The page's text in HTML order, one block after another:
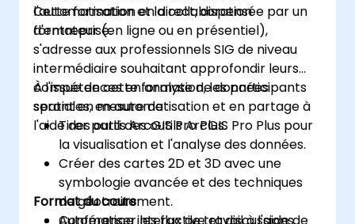
l'automatisation et la collaboration
d'entreprise.
Cette formation en direct, dispensée par un
formateur (en ligne ou en présentiel),
s'adresse aux professionnels SIG de niveau
intermédiaire souhaitant approfondir leurs
compétences en analyse de données
spatiales, en automatisation et en partage à
l'aide des outils ArcGIS Pro Plus.
À l'issue de cette formation, les participants
seront en mesure de :
Tirer parti des outils ArcGIS Pro Plus pour
la visualisation et l'analyse des données.
Créer des cartes 2D et 3D avec une
symbologie avancée et des techniques
de géotraitement.
Automatiser les flux de travail à l'aide de
Format du cours
Conférence interactive et discussions.